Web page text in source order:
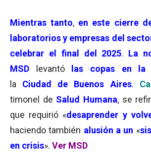
Mientras tanto, en este cierre
laboratorios y empresas del
celebrar el final del 2025. La
MSD
levantólas copas en la
la Ciudad de Buenos Aires.
timonel de Salud Humana, se
que requirió «desaprender y
haciendo también alusión a un «
en crisis». Ver MSD